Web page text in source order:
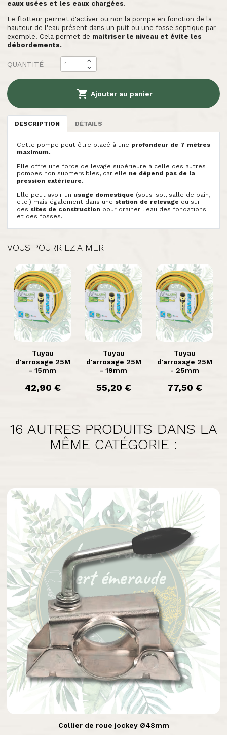
eaux usées et les eaux chargées.
Le flotteur permet d'activer ou non la pompe en fonction de la
hauteur de l'eau présent dans un puit ou une fosse septique par
exemple. Cela permet de maitriser le niveau et évite les
débordements.
QUANTITÉ
 Ajouter au panier
DESCRIPTION DÉTAILS
Cette pompe peut être placé à une profondeur de 7 mètres
maximum.
Elle offre une force de levage supérieure à celle des autres
pompes non submersibles, car elle ne dépend pas de la
pression extérieure.
Elle peut avoir un usage domestique (sous-sol, salle de bain,
etc.) mais également dans une station de relevage ou sur
des sites de construction pour drainer l'eau des fondations
et des fosses.
VOUS POURRIEZ AIMER
Aperçu
rapide
Tuyau
d'arrosage 25M
- 15mm
prix
42,90 €
Aperçu
rapide
Tuyau
d'arrosage 25M
- 19mm
prix
55,20 €
Aperçu
rapide
Tuyau
d'arrosage 25M
- 25mm
prix
77,50 €
16 AUTRES PRODUITS DANS LA
MÊME CATÉGORIE :
Aperçu rapide
Collier de roue jockey Ø48mm